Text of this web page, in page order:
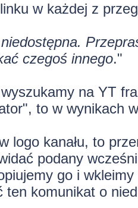
w każdej z
czegoś innego."
na YT
to w wynikach
logo kanału, to
podany
go i
ten komunikat o